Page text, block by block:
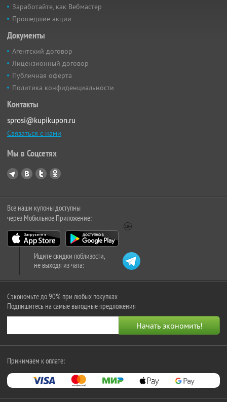
Заработайте, как Вебмастер
Прошедшие акции
Документы
Агентский договор
Лицензионный договор
Публичная оферта
Политика конфиденциальности
Контакты
sprosi@kupikupon.ru
Связаться с нами
Мы в Соцсетях
Все наши купоны доступны
через Мобильное Приложение:
Ищите скидки поблизости,
не выходя из чата:
Сэкономьте до 90% при любых покупках
Подпишитесь на самые выгодные предложения
Принимаем к оплате: